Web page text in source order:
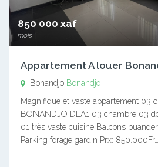
850 000 xaf
mois
Appartement A louer
Bonandjo Bonandjo
Magnifique et vaste appartement 03
BONANDJO DLA1 03 chambre 03
01 très vaste cuisine Balcons
Parking forage gardin Prx: 850.000Fr…